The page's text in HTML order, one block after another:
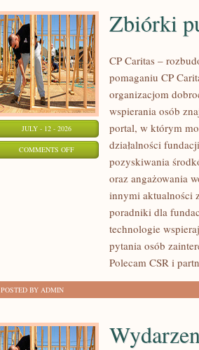
JULY - 12 - 2026
COMMENTS OFFON
PUBLICZNE
Zbiórki
CP Caritas –
pomaganiu CP
organizacjom
wspierania osób
portal, w którym
działalności
pozyskiwania
oraz angażowania
innymi aktualności
poradniki dla
technologie
pytania osób
Polecam CSR i
POSTED BY ADMIN